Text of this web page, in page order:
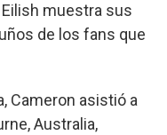
muestra sus
de los fans que
Cameron asistió a
Australia,